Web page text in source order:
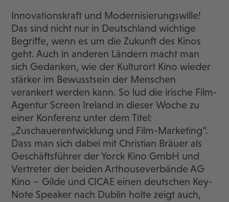
Innovationskraft und Modernisierungswille!
Das sind nicht nur in Deutschland wichtige
Begriffe, wenn es um die Zukunft des Kinos
geht. Auch in anderen Ländern macht man
sich Gedanken, wie der Kulturort Kino wieder
stärker im Bewusstsein der Menschen
verankert werden kann. So lud die irische Film-
Agentur Screen Ireland in dieser Woche zu
einer Konferenz unter dem Titel:
„Zuschauerentwicklung und Film-Marketing“.
Dass man sich dabei mit Christian Bräuer als
Geschäftsführer der Yorck Kino GmbH und
Vertreter der beiden Arthouseverbände AG
Kino – Gilde und CICAE einen deutschen Key-
Note Speaker nach Dublin holte zeigt auch,